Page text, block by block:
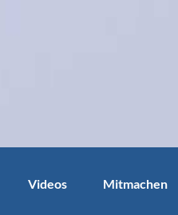
Videos Mitmachen